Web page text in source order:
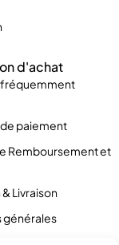
d'achat
paiement
Remboursement et
Livraison
générales